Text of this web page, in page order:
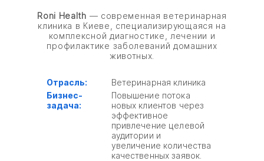
Roni Health — современная ветеринарная
клиника в Киеве, специализирующаяся на
комплексной диагностике, лечении и
профилактике заболеваний домашних
животных.
Отрасль:
Ветеринарная клиника
Бизнес-
задача:
Повышение потока
новых клиентов через
эффективное
привлечение целевой
аудитории и
увеличение количества
качественных заявок.